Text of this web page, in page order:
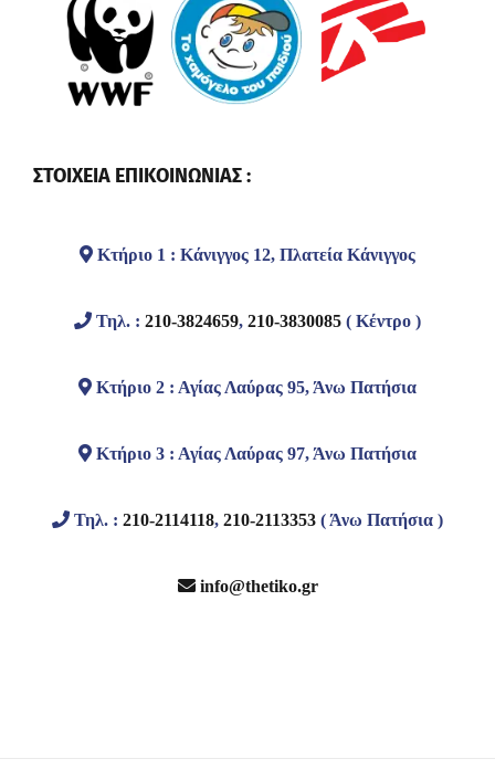
ΣΤΟΙΧΕΙΑ ΕΠΙΚΟΙΝΩΝΙΑΣ :
Κτήριο 1 : Κάνιγγος 12, Πλατεία Κάνιγγος
( Κέντρο )
Κτήριο 2 : Αγίας Λαύρας 95, Άνω Πατήσια
Κτήριο 3 : Αγίας Λαύρας 97, Άνω Πατήσια
( Άνω Πατήσια )
info@thetiko.gr